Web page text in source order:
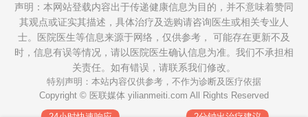
声明：本网站登载内容出于传递健康信息为目的，并不意味着赞同
其观点或证实其描述，具体治疗及选购请咨询医生或相关专业人
士。医院医生等信息来源于网络，仅供参考， 可能存在更新不及
时，信息有误等情况，请以医院医生确认信息为准。我们不承担相
关责任。如有错误，请联系我们修改。
特别声明：本站内容仅供参考，不作为诊断及医疗依据
Copyright © 医联媒体 yilianmeiti.com All Rights Reserved